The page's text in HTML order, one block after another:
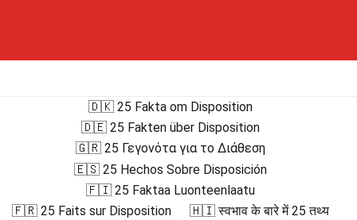
🇩🇰 25 Fakta om Disposition
🇩🇪 25 Fakten über Disposition
🇬🇷 25 Γεγονότα για το Διάθεση
🇪🇸 25 Hechos Sobre Disposición
🇫🇮 25 Faktaa Luonteenlaatu
🇫🇷 25 Faits sur Disposition
🇭🇮 स्वभाव के बारे में 25 तथ्य